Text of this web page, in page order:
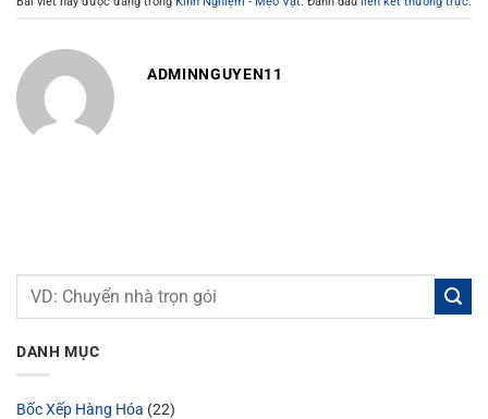
ADMINNGUYEN11
DANH MỤC
Bốc Xếp Hàng Hóa (22)